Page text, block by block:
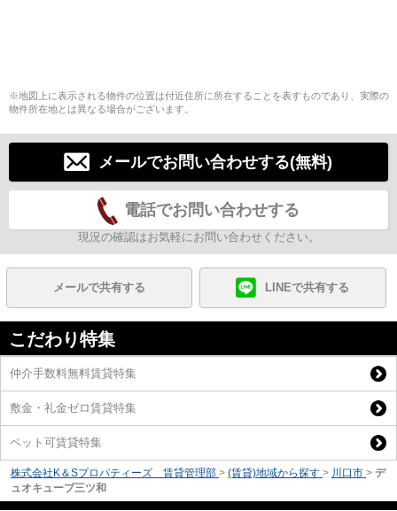
※地図上に表示される物件の位置は付近住所に所在することを表すものであり、実際の
物件所在地とは異なる場合がございます。
メールでお問い合わせする(無料)
電話でお問い合わせする
現況の確認はお気軽にお問い合わせください。
メールで共有する LINEで共有する
こだわり特集
仲介手数料無料賃貸特集
敷金・礼金ゼロ賃貸特集
ペット可賃貸特集
株式会社K＆Sプロパティーズ 賃貸管理部 > (賃貸)地域から探す > 川口市 > デ
ュオキューブ三ツ和